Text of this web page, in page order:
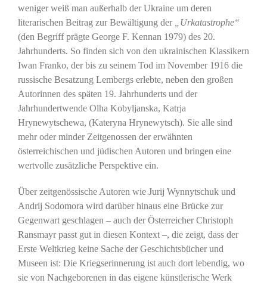
weniger weiß man außerhalb der Ukraine um deren
literarischen Beitrag zur Bewältigung der
„Urkatastrophe“
(den Begriff prägte George F. Kennan 1979) des 20.
Jahrhunderts. So finden sich von den ukrainischen Klassikern
Iwan Franko, der bis zu seinem Tod im November 1916 die
russische Besatzung Lembergs erlebte, neben den großen
Autorinnen des späten 19. Jahrhunderts und der
Jahrhundertwende Olha Kobyljanska, Katrja
Hrynewytschewa, (Kateryna Hrynewytsch). Sie alle sind
mehr oder minder Zeitgenossen der erwähnten
österreichischen und jüdischen Autoren und bringen eine
wertvolle zusätzliche Perspektive ein.
Über zeitgenössische Autoren wie Jurij Wynnytschuk und
Andrij Sodomora wird darüber hinaus eine Brücke zur
Gegenwart geschlagen – auch der Österreicher Christoph
Ransmayr passt gut in diesen Kontext –, die zeigt, dass der
Erste Weltkrieg keine Sache der Geschichtsbücher und
Museen ist: Die Kriegserinnerung ist auch dort lebendig, wo
sie von Nachgeborenen in das eigene künstlerische Werk